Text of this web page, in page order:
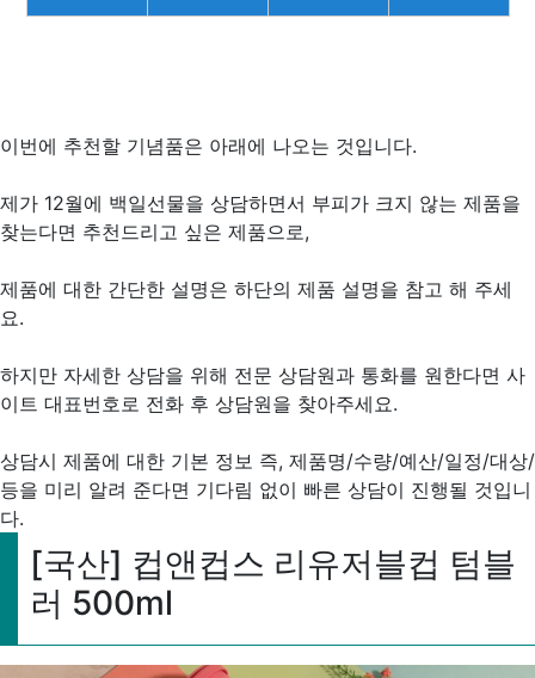
이번에 추천할 기념품은 아래에 나오는 것입니다.
제가 12월에 백일선물을 상담하면서 부피가 크지 않는 제품을
찾는다면 추천드리고 싶은 제품으로,
제품에 대한 간단한 설명은 하단의 제품 설명을 참고 해 주세
요.
하지만 자세한 상담을 위해 전문 상담원과 통화를 원한다면 사
이트 대표번호로 전화 후 상담원을 찾아주세요.
상담시 제품에 대한 기본 정보 즉, 제품명/수량/예산/일정/대상/
등을 미리 알려 준다면 기다림 없이 빠른 상담이 진행될 것입니
다.
[국산] 컵앤컵스 리유저블컵 텀블
러 500ml